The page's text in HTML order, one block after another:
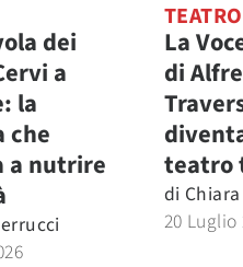
dei
a
la
che
a nutrire
TEATRO
La
di
teatro
di
20 Luglio